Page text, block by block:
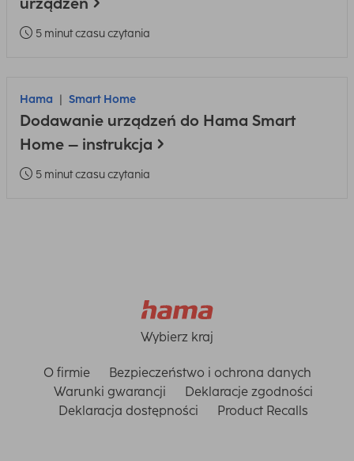
5 minut czasu czytania
Hama Smart Home
Dodawanie urządzeń do Hama Smart
Home – instrukcja
5 minut czasu czytania
Wybierz kraj
O firmie
Bezpieczeństwo i ochrona danych
Warunki gwarancji
Deklaracje zgodności
Deklaracja dostępności
Product Recalls